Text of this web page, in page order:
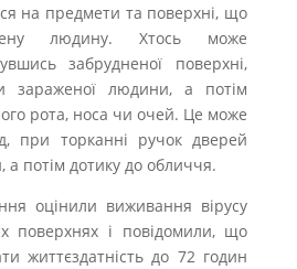
на предмети та поверхні, що
людину. Хтось може
забрудненої поверхні,
зараженої людини, а потім
рота, носа чи очей. Це може
при торканні ручок дверей
а потім дотику до обличчя.
оцінили виживання вірусу
поверхнях і повідомили, що
життєздатність до 72 годин